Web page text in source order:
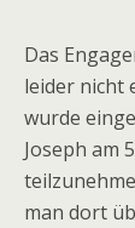
Das
leider nicht
wurde
Joseph am
man dort